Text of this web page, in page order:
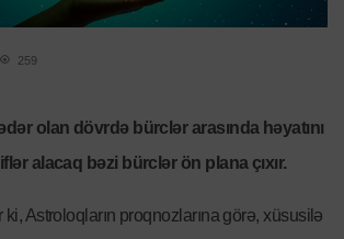
259
olan dövrdə bürclər arasında həyatını
alacaq bəzi bürclər ön plana çıxır.
ki, Astroloqların proqnozlarına görə, xüsusilə